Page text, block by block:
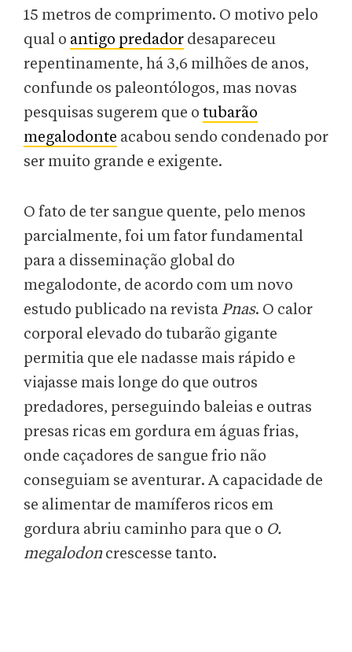
15 metros de comprimento. O motivo pelo
qual o antigo predador desapareceu
repentinamente, há 3,6 milhões de anos,
confunde os paleontólogos, mas novas
pesquisas sugerem que o tubarão
megalodonte acabou sendo condenado por
ser muito grande e exigente.
O fato de ter sangue quente, pelo menos
parcialmente, foi um fator fundamental
para a disseminação global do
megalodonte, de acordo com um novo
estudo publicado na revistaPnas. O calor
corporal elevado do tubarão gigante
permitia que ele nadasse mais rápido e
viajasse mais longe do que outros
predadores, perseguindo baleias e outras
presas ricas em gordura em águas frias,
onde caçadores de sangue frio não
conseguiam se aventurar. A capacidade de
se alimentar de mamíferos ricos em
gordura abriu caminho para que o O.
megalodoncrescesse tanto.